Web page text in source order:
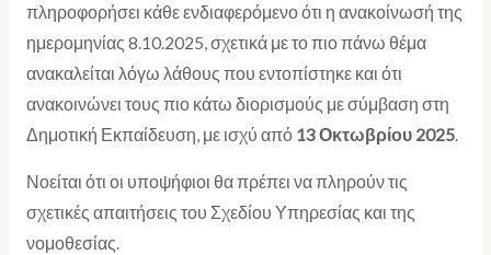
πληροφορήσει κάθε ενδιαφερόμενο ότι η ανακοίνωσή της
ημερομηνίας 8.10.2025, σχετικά με το πιο πάνω θέμα
ανακαλείται λόγω λάθους που εντοπίστηκε και ότι
ανακοινώνει τους πιο κάτω διορισμούς με σύμβαση στη
Δημοτική Εκπαίδευση, με ισχύ από 13 Οκτωβρίου 2025.
Νοείται ότι οι υποψήφιοι θα πρέπει να πληρούν τις
σχετικές απαιτήσεις του Σχεδίου Υπηρεσίας και της
νομοθεσίας.